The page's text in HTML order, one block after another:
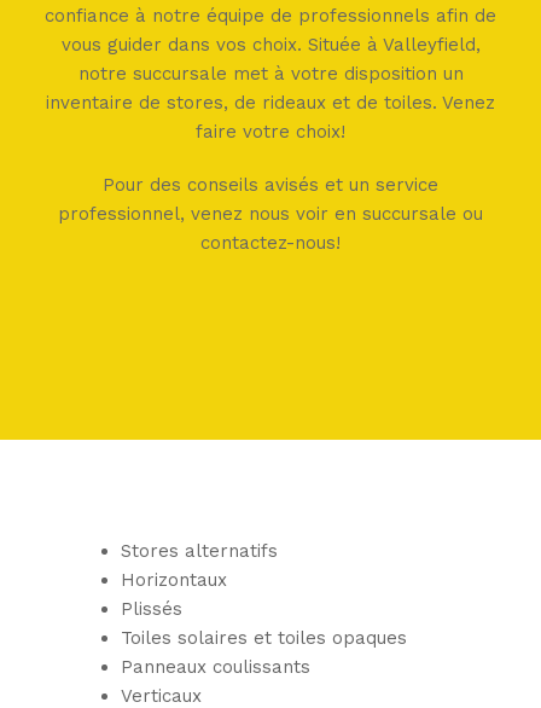
confiance à notre équipe de professionnels afin de
vous guider dans vos choix. Située à Valleyfield,
notre succursale met à votre disposition un
inventaire de stores, de rideaux et de toiles. Venez
faire votre choix!
Pour des conseils avisés et un service
professionnel, venez nous voir en succursale ou
contactez-nous!
Stores alternatifs
Horizontaux
Plissés
Toiles solaires et toiles opaques
Panneaux coulissants
Verticaux